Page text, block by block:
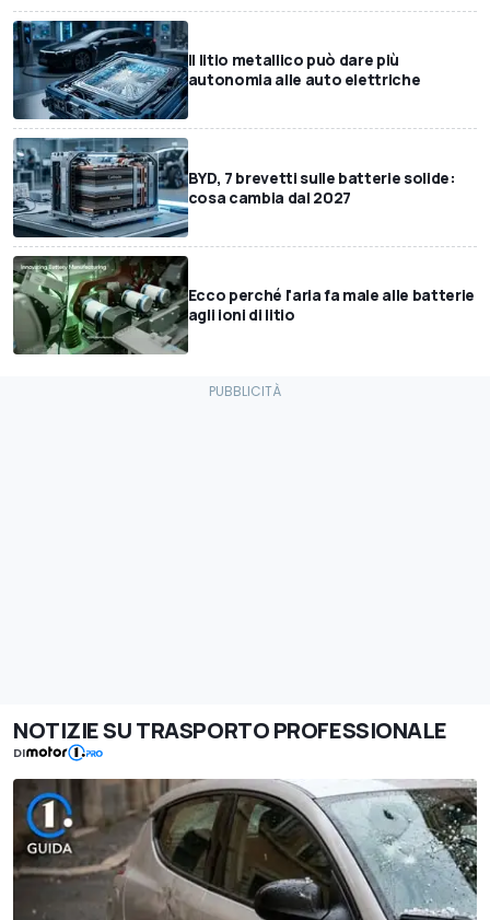
Il litio metallico può dare più
autonomia alle auto elettriche
BYD, 7 brevetti sulle batterie solide:
cosa cambia dal 2027
Ecco perché l'aria fa male alle batterie
agli ioni di litio
NOTIZIE SU TRASPORTO PROFESSIONALE
DI